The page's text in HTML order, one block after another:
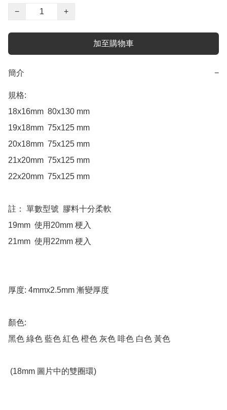
−
+
加至購物車
簡介 −
規格:
18x16mm  80x130 mm
19x18mm  75x125 mm
20x18mm  75x125 mm
21x20mm  75x125 mm
22x20mm  75x125 mm
註： 單數型號  膠料十分柔軟
19mm  使用20mm 梗入
21mm  使用22mm 梗入
厚度: 4mmx2.5mm 漸變厚度
顏色:
黑色 綠色 藍色 紅色 橙色 灰色 啡色 白色 黃色